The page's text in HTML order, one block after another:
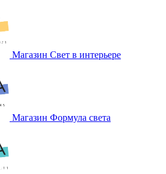
Магазин Свет в интерьере
Магазин Формула света